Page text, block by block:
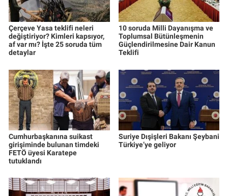
Çerçeve Yasa teklifi neleri
değiştiriyor? Kimleri kapsıyor,
af var mı? İşte 25 soruda tüm
detaylar
10 soruda Milli Dayanışma ve
Toplumsal Bütünleşmenin
Güçlendirilmesine Dair Kanun
Teklifi
Cumhurbaşkanına suikast
girişiminde bulunan timdeki
FETÖ üyesi Karatepe
tutuklandı
Suriye Dışişleri Bakanı Şeybani
Türkiye’ye geliyor